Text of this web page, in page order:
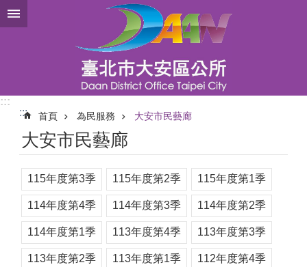
跳到主要內容區塊
:::
:::
首頁 為民服務 大安市民藝廊
大安市民藝廊
115年度第3季 115年度第2季 115年度第1季
114年度第4季 114年度第3季 114年度第2季
114年度第1季 113年度第4季 113年度第3季
113年度第2季 113年度第1季 112年度第4季